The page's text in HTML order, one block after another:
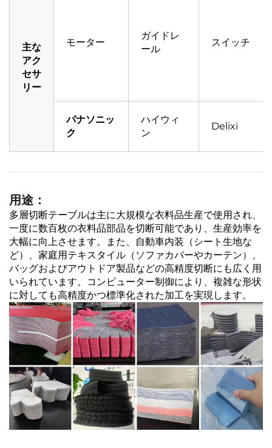
主な
アク
セサ
リー
モーター
ガイドレ
ール
スイッチ
パナソニッ
ク
ハイウィ
ン
Delixi
用途：
多層切断テーブルは主に大規模な衣料品生産で使用され、
一度に数百枚の衣料品部品を切断可能であり、生産効率を
大幅に向上させます。また、自動車内装（シート生地な
ど）、家庭用テキスタイル（ソファカバーやカーテン）、
バッグおよびアウトドア製品などの高精度切断にも広く用
いられています。コンピューター制御により、複雑な形状
に対しても高精度かつ標準化された加工を実現します。